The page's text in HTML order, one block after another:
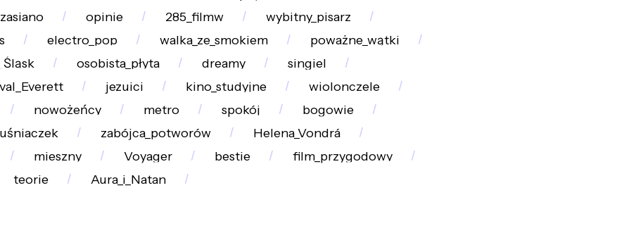
zasiano opinie 285_filmw
wybitny_pisarz
electro_pop walka_ze_smokiem
poważne_wątki
osobista_płyta dreamy
singiel
jezuici kino_studyjne
wiolonczele
nowożeńcy metro spokój
bogowie
zabójca_potworów
Helena_Vondrá
mieszny Voyager bestie
film_przygodowy
teorie Aura_i_Natan